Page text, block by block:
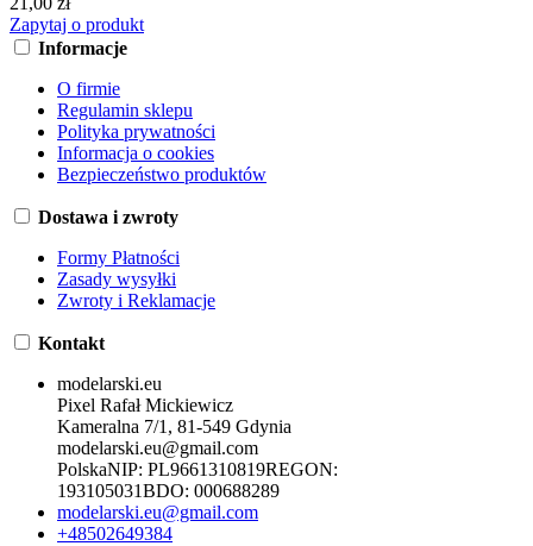
Zapytaj o produkt
Informacje
O firmie
Regulamin sklepu
Polityka prywatności
Informacja o cookies
Bezpieczeństwo produktów
Dostawa i zwroty
Formy Płatności
Zasady wysyłki
Zwroty i Reklamacje
Kontakt
modelarski.eu
Pixel Rafał Mickiewicz
Kameralna 7/1, 81-549 Gdynia
modelarski.eu@gmail.com
PolskaNIP: PL9661310819REGON:
193105031BDO: 000688289
modelarski.eu@gmail.com
+48502649384